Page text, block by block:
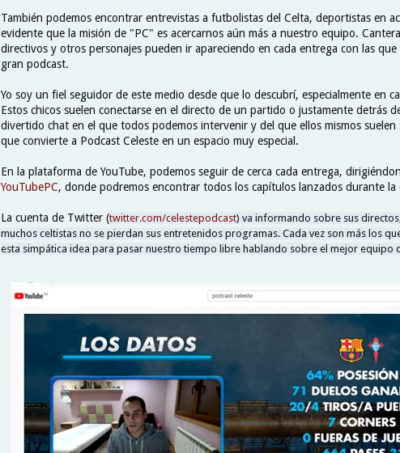
También podemos encontrar entrevistas a futbolistas del Celta, deportistas en
evidente que la misión de "PC" es acercarnos aún más a nuestro equipo.
directivos y otros personajes pueden ir apareciendo en cada entrega con las
gran podcast.
Yo soy un fiel seguidor de este medio desde que lo descubrí, especialmente en
Estos chicos suelen conectarse en el directo de un partido o justamente detrás
divertido chat en el que todos podemos intervenir y del que ellos mismos suelen
que convierte a Podcast Celeste en un espacio muy especial.
En la plataforma de YouTube, podemos seguir de cerca cada entrega,
YouTubePC, donde podremos encontrar todos los capítulos lanzados durante la
La cuenta de Twitter (twitter.com/celestepodcast) va informando sobre sus
muchos celtistas no se pierdan sus entretenidos programas. Cada vez son más los
esta simpática idea para pasar nuestro tiempo libre hablando sobre el mejor equipo